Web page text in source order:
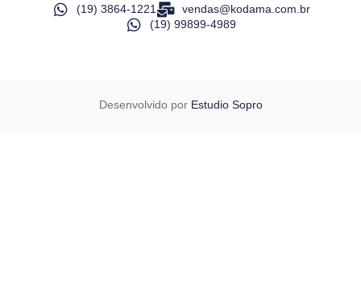
(19) 3864-1221
vendas@kodama.com.br
(19) 99899-4989
Desenvolvido por Estudio Sopro